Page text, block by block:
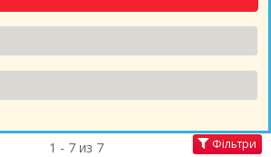
1 - 7 из 7 Фільтри